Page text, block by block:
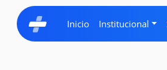
Inicio Institucional